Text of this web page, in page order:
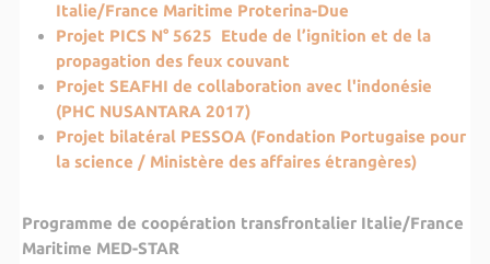
Italie/France Maritime Proterina-Due
Projet PICS N° 5625 Etude de l’ignition et de la
propagation des feux couvant
Projet SEAFHI de collaboration avec l'indonésie
(PHC NUSANTARA 2017)
Projet bilatéral PESSOA (Fondation Portugaise pour
la science / Ministère des affaires étrangères)
Programme de coopération transfrontalier Italie/France
Maritime MED-STAR